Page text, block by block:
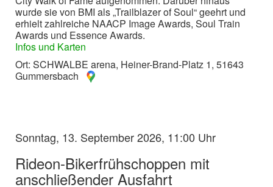
wurde sie von BMI als „Trailblazer of Soul“ geehrt und
erhielt zahlreiche NAACP Image Awards, Soul Train
Awards und Essence Awards.
Infos und Karten
Ort: SCHWALBE arena, Heiner-Brand-Platz 1, 51643
Gummersbach
Sonntag, 13. September 2026, 11:00 Uhr
Rideon-Bikerfrühschoppen mit
anschließender Ausfahrt